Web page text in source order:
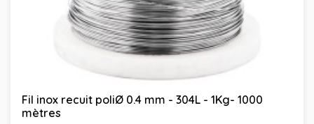
Fil inox recuit poliØ 0.4 mm - 304L - 1Kg- 1000
mètres